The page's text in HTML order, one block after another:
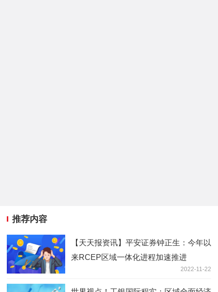
推荐内容
【天天报资讯】平安证券钟正生：今年以
来RCEP区域一体化进程加速推进
2022-11-22